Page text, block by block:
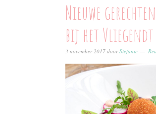
Nieuwe
bij het
3 november 2017 doorStefanie